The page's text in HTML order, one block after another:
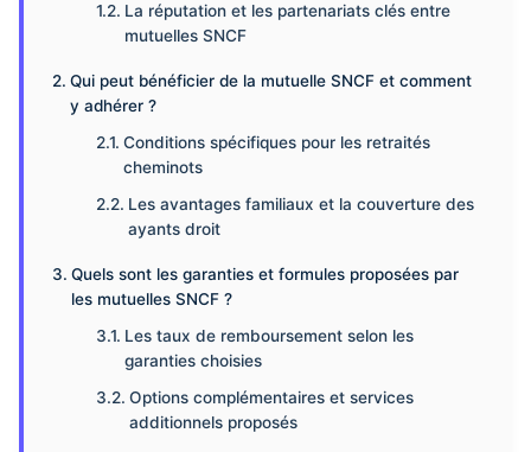
La réputation et les partenariats clés entre
mutuelles SNCF
Qui peut bénéficier de la mutuelle SNCF et comment
y adhérer ?
Conditions spécifiques pour les retraités
cheminots
Les avantages familiaux et la couverture des
ayants droit
Quels sont les garanties et formules proposées par
les mutuelles SNCF ?
Les taux de remboursement selon les
garanties choisies
Options complémentaires et services
additionnels proposés